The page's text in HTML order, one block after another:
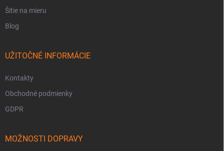
Šitie na mieru
Blog
UŽITOČNÉ INFORMÁCIE
Kontakty
Obchodné podmienky
GDPR
MOŽNOSTI DOPRAVY